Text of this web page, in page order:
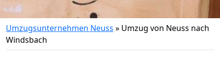
Umzugsunternehmen Neuss » Umzug von Neuss nach
Windsbach